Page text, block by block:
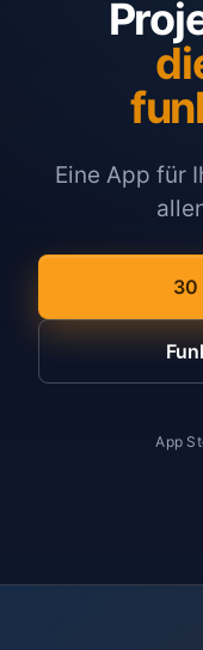
Eine App für
30
App